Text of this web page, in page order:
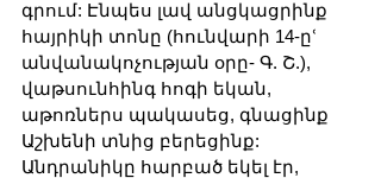
գրում: Էնպես լավ անցկացրինք
հայրիկի տոնը (հունվարի 14-ըՙ
անվանակոչության օրը- Գ. Շ.),
վաթսունհինգ հոգի եկան,
աթոռներս պակասեց, գնացինք
Աշխենի տնից բերեցինք:
Անդրանիկը հարբած եկել էր,